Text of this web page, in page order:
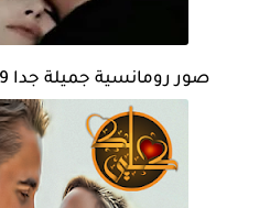
صور رومانسية جميلة جدا 2019 للاحباب وللمتزوجين